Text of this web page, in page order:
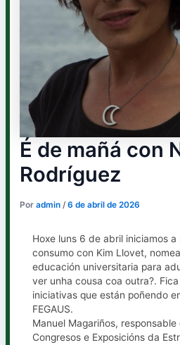
É de mañá con
Rodríguez
Poradmin/6 de abril de 2026
Hoxe luns 6 de abril iniciamos
consumo con Kim Llovet,
educación universitaria para
ver unha cousa coa outra?.
iniciativas que están poñendo
FEGAUS.
Manuel Magariños,
Congresos e Exposicións da